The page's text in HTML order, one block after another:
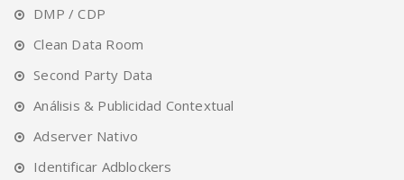
DMP / CDP
Clean Data Room
Second Party Data
Análisis & Publicidad Contextual
Adserver Nativo
Identificar Adblockers